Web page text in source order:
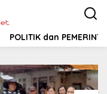
POLITIK dan